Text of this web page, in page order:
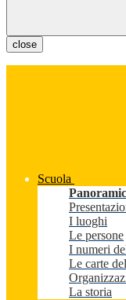
close
Scuola
I luoghi
Le persone
I numeri
Le carte
La storia